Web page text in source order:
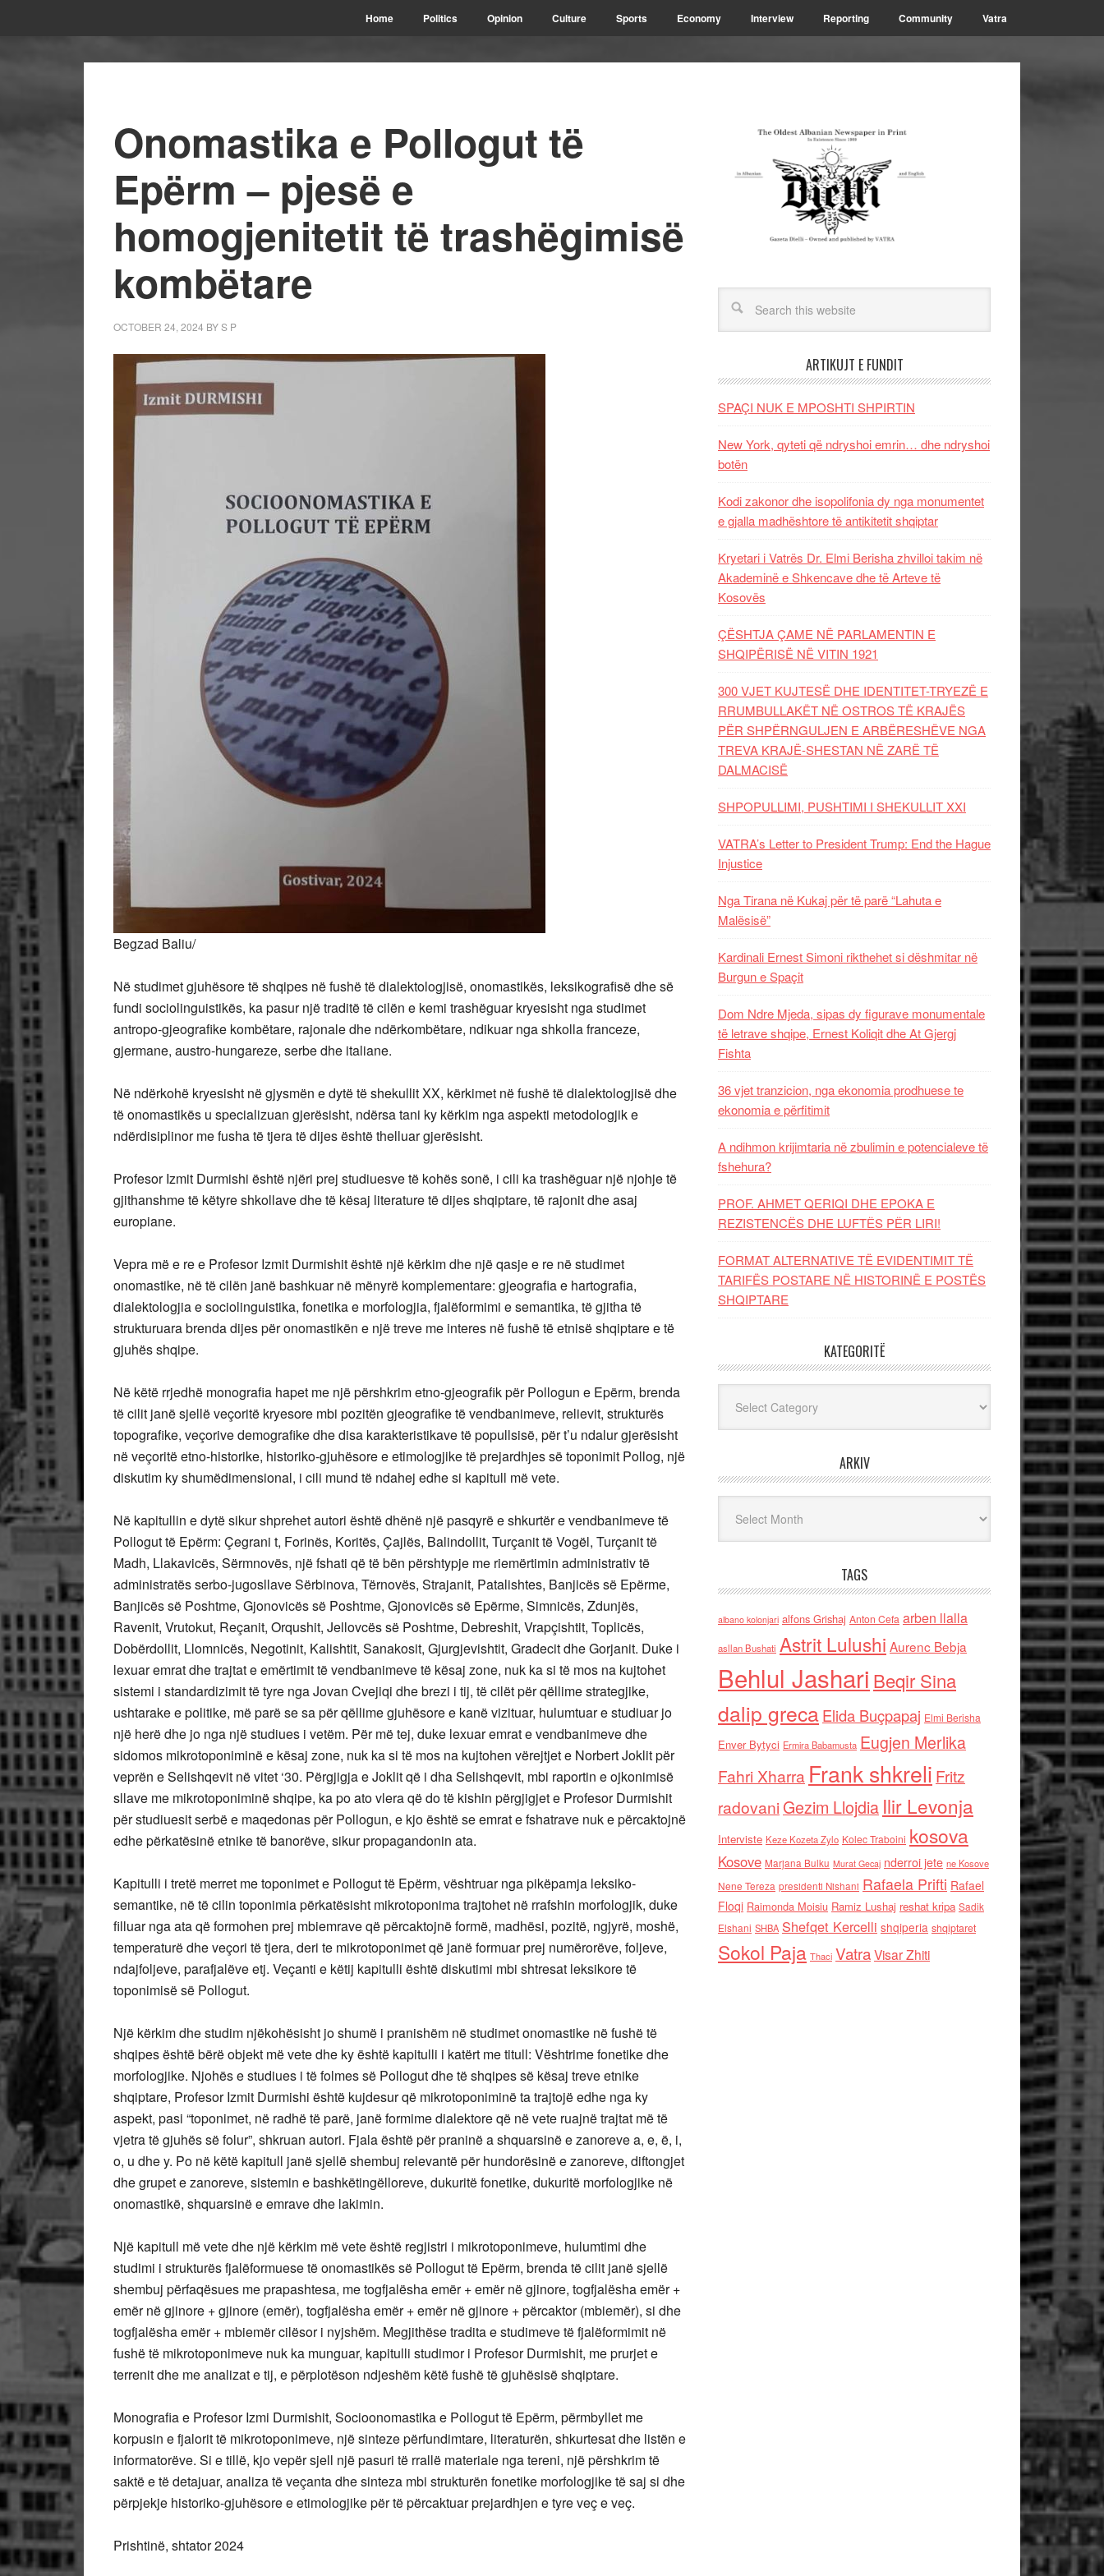
Home Politics Opinion Culture Sports Economy Interview Reporting Community Vatra
Onomastika e Pollogut të
Epërm – pjesë e
homogjenitetit të trashëgimisë
kombëtare
OCTOBER 24, 2024 BYS P
Begzad Baliu/
Në studimet gjuhësore të shqipes në fushë të dialektologjisë, onomastikës, leksikografisë dhe së
fundi sociolinguistikës, ka pasur një traditë të cilën e kemi trashëguar kryesisht nga studimet
antropo-gjeografike kombëtare, rajonale dhe ndërkombëtare, ndikuar nga shkolla franceze,
gjermane, austro-hungareze, serbe dhe italiane.
Në ndërkohë kryesisht në gjysmën e dytë të shekullit XX, kërkimet në fushë të dialektologjisë dhe
të onomastikës u specializuan gjerësisht, ndërsa tani ky kërkim nga aspekti metodologjik e
ndërdisiplinor me fusha të tjera të dijes është thelluar gjerësisht.
Profesor Izmit Durmishi është njëri prej studiuesve të kohës sonë, i cili ka trashëguar një njohje të
gjithanshme të këtyre shkollave dhe të kësaj literature të dijes shqiptare, të rajonit dhe asaj
europiane.
Vepra më e re e Profesor Izmit Durmishit është një kërkim dhe një qasje e re në studimet
onomastike, në të cilën janë bashkuar në mënyrë komplementare: gjeografia e hartografia,
dialektologjia e sociolinguistika, fonetika e morfologjia, fjalëformimi e semantika, të gjitha të
strukturuara brenda dijes për onomastikën e një treve me interes në fushë të etnisë shqiptare e të
gjuhës shqipe.
Në këtë rrjedhë monografia hapet me një përshkrim etno-gjeografik për Pollogun e Epërm, brenda
të cilit janë sjellë veçoritë kryesore mbi pozitën gjeografike të vendbanimeve, relievit, strukturës
topografike, veçorive demografike dhe disa karakteristikave të popullsisë, për t’u ndalur gjerësisht
në veçoritë etno-historike, historiko-gjuhësore e etimologjike të prejardhjes së toponimit Pollog, një
diskutim ky shumëdimensional, i cili mund të ndahej edhe si kapitull më vete.
Në kapitullin e dytë sikur shprehet autori është dhënë një pasqyrë e shkurtër e vendbanimeve të
Pollogut të Epërm: Çegrani t, Forinës, Koritës, Çajlës, Balindollit, Turçanit të Vogël, Turçanit të
Madh, Llakavicës, Sërmnovës, një fshati që të bën përshtypje me riemërtimin administrativ të
administratës serbo-jugosllave Sërbinova, Tërnovës, Strajanit, Patalishtes, Banjicës së Epërme,
Banjicës së Poshtme, Gjonovicës së Poshtme, Gjonovicës së Epërme, Simnicës, Zdunjës,
Ravenit, Vrutokut, Reçanit, Orqushit, Jellovcës së Poshtme, Debreshit, Vrapçishtit, Toplicës,
Dobërdollit, Llomnicës, Negotinit, Kalishtit, Sanakosit, Gjurgjevishtit, Gradecit dhe Gorjanit. Duke i
lexuar emrat dhe trajtat e emërtimit të vendbanimeve të kësaj zone, nuk ka si të mos na kujtohet
sistemi i standardizimit të tyre nga Jovan Cvejiqi dhe brezi i tij, të cilët për qëllime strategjike,
ushtarake e politike, më parë se sa për qëllime gjuhësore e kanë vizituar, hulumtuar e studiuar jo
një herë dhe jo nga një studiues i vetëm. Për më tej, duke lexuar emrat e vendbanimeve dhe
sidomos mikrotoponiminë e kësaj zone, nuk ka si të mos na kujtohen vërejtjet e Norbert Joklit për
veprën e Selishqevit në vitet ‘30. Përgjigja e Joklit që i dha Selishqevit, mbi raportin e ojkonimisë
sllave me mikrotoponiminë shqipe, ka po ato vlera që do të kishin përgjigjet e Profesor Durmishit
për studiuesit serbë e maqedonas për Pollogun, e kjo është se emrat e fshatrave nuk e përcaktojnë
edhe përkatësinë etnike të banorëve, sikur propagandonin ata.
Kapitulli i tretë merret me toponimet e Pollogut të Epërm, vështruar nga pikëpamja leksiko-
semantike, në të cilin toponimia përkatësisht mikrotoponima trajtohet në rrafshin morfologjik, duke
filluar nga ata që formohen prej mbiemrave që përcaktojnë formë, madhësi, pozitë, ngjyrë, moshë,
temperaturë dhe veçori të tjera, deri te mikrotoponimet që janë formuar prej numërorëve, foljeve,
ndajfoljeve, parafjalëve etj. Veçanti e këtij kapitulli është diskutimi mbi shtresat leksikore të
toponimisë së Pollogut.
Një kërkim dhe studim njëkohësisht jo shumë i pranishëm në studimet onomastike në fushë të
shqipes është bërë objekt më vete dhe ky është kapitulli i katërt me titull: Vështrime fonetike dhe
morfologjike. Njohës e studiues i të folmes së Pollogut dhe të shqipes së kësaj treve etnike
shqiptare, Profesor Izmit Durmishi është kujdesur që mikrotoponiminë ta trajtojë edhe nga ky
aspekt, pasi “toponimet, në radhë të parë, janë formime dialektore që në vete ruajnë trajtat më të
vjetra të gjuhës së folur”, shkruan autori. Fjala është për praninë a shquarsinë e zanoreve a, e, ë, i,
o, u dhe y. Po në këtë kapitull janë sjellë shembuj relevantë për hundorësinë e zanoreve, diftongjet
dhe grupet e zanoreve, sistemin e bashkëtingëlloreve, dukuritë fonetike, dukuritë morfologjike në
onomastikë, shquarsinë e emrave dhe lakimin.
Një kapitull më vete dhe një kërkim më vete është regjistri i mikrotoponimeve, hulumtimi dhe
studimi i strukturës fjalëformuese të onomastikës së Pollogut të Epërm, brenda të cilit janë sjellë
shembuj përfaqësues me prapashtesa, me togfjalësha emër + emër në gjinore, togfjalësha emër +
emër në gjinore + gjinore (emër), togfjalësha emër + emër në gjinore + përcaktor (mbiemër), si dhe
togfjalësha emër + mbiemër cilësor i nyjshëm. Megjithëse tradita e studimeve të fjalëformimit në
fushë të mikrotoponimeve nuk ka munguar, kapitulli studimor i Profesor Durmishit, me prurjet e
terrenit dhe me analizat e tij, e përplotëson ndjeshëm këtë fushë të gjuhësisë shqiptare.
Monografia e Profesor Izmi Durmishit, Socioonomastika e Pollogut të Epërm, përmbyllet me
korpusin e fjalorit të mikrotoponimeve, një sinteze përfundimtare, literaturën, shkurtesat dhe listën e
informatorëve. Si e tillë, kjo vepër sjell një pasuri të rrallë materiale nga tereni, një përshkrim të
saktë e të detajuar, analiza të veçanta dhe sinteza mbi strukturën fonetike morfologjike të saj si dhe
përpjekje historiko-gjuhësore e etimologjike për të përcaktuar prejardhjen e tyre veç e veç.
Prishtinë, shtator 2024
ARTIKUJT E FUNDIT
SPAÇI NUK E MPOSHTI SHPIRTIN
New York, qyteti që ndryshoi emrin… dhe ndryshoi
botën
Kodi zakonor dhe isopolifonia dy nga monumentet
e gjalla madhështore të antikitetit shqiptar
Kryetari i Vatrës Dr. Elmi Berisha zhvilloi takim në
Akademinë e Shkencave dhe të Arteve të
Kosovës
ÇËSHTJA ÇAME NË PARLAMENTIN E
SHQIPËRISË NË VITIN 1921
300 VJET KUJTESË DHE IDENTITET-TRYEZË E
RRUMBULLAKËT NË OSTROS TË KRAJËS
PËR SHPËRNGULJEN E ARBËRESHËVE NGA
TREVA KRAJË-SHESTAN NË ZARË TË
DALMACISË
SHPOPULLIMI, PUSHTIMI I SHEKULLIT XXI
VATRA’s Letter to President Trump: End the Hague
Injustice
Nga Tirana në Kukaj për të parë “Lahuta e
Malësisë”
Kardinali Ernest Simoni rikthehet si dëshmitar në
Burgun e Spaçit
Dom Ndre Mjeda, sipas dy figurave monumentale
të letrave shqipe, Ernest Koliqit dhe At Gjergj
Fishta
36 vjet tranzicion, nga ekonomia prodhuese te
ekonomia e përfitimit
A ndihmon krijimtaria në zbulimin e potencialeve të
fshehura?
PROF. AHMET QERIQI DHE EPOKA E
REZISTENCЁS DHE LUFTЁS PЁR LIRI!
FORMAT ALTERNATIVE TË EVIDENTIMIT TË
TARIFËS POSTARE NË HISTORINË E POSTËS
SHQIPTARE
KATEGORITË
ARKIV
TAGS
albano kolonjari alfons Grishaj Anton Cefa arben llalla
asllan Bushati Astrit Lulushi Aurenc Bebja
Behlul Jashari Beqir Sina
dalip grecaElida Buçpapaj Elmi Berisha
Enver Bytyci Ermira Babamusta Eugjen Merlika
Fahri Xharra Frank shkreli Fritz
radovaniGezim Llojdia Ilir Levonja
Interviste Keze Kozeta Zylo Kolec Traboini kosova
Kosove Marjana Bulku Murat Gecaj nderroi jete ne Kosove
Nene Tereza presidenti Nishani Rafaela Prifti Rafael
Floqi Raimonda Moisiu Ramiz Lushaj reshat kripa Sadik
Elshani SHBA Shefqet Kercelli shqiperia shqiptaret
Sokol Paja Thaci VatraVisar Zhiti